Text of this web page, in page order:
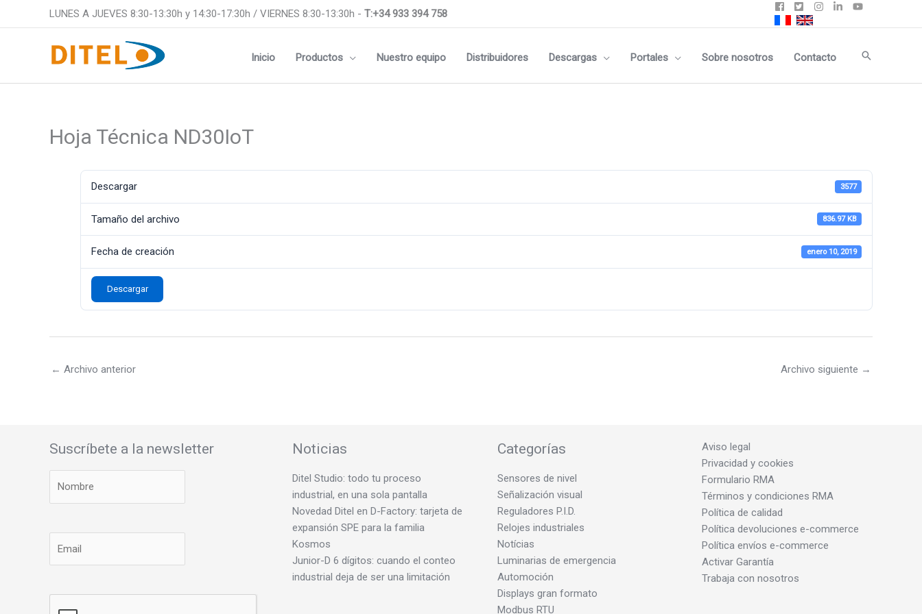
LUNES A JUEVES 8:30-13:30h y 14:30-17:30h / VIERNES 8:30-13:30h - T:+34 933 394 758
Inicio Productos Nuestro equipo Distribuidores Descargas Portales Sobre nosotros Contacto Buscar
Hoja Técnica ND30IoT
Descargar 3577
Tamaño del archivo 836.97 KB
Fecha de creación enero 10, 2019
Descargar
← Archivo anterior Archivo siguiente →
Suscríbete a la newsletter Noticias
Ditel Studio: todo tu proceso
industrial, en una sola pantalla
Novedad Ditel en D-Factory: tarjeta de
expansión SPE para la familia
Kosmos
Junior-D 6 dígitos: cuando el conteo
industrial deja de ser una limitación
Categorías
Sensores de nivel
Señalización visual
Reguladores P.I.D.
Relojes industriales
Notícias
Luminarias de emergencia
Automoción
Displays gran formato
Modbus RTU
Aviso legal
Privacidad y cookies
Formulario RMA
Términos y condiciones RMA
Política de calidad
Política devoluciones e-commerce
Política envíos e-commerce
Activar Garantía
Trabaja con nosotros